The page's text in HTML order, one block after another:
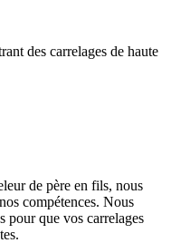
de père en fils, nous
compétences. Nous
pour que vos carrelages